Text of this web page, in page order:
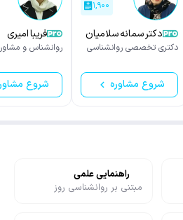
۱,۹۰۰
دکتر سمانه سلامیان
دکتری تخصصی روانشناسی
شروع مشاوره
فریبا امیری
روانشناس و مشاور
شروع
راهنمایی علمی
مبتنی بر روانشناسی روز